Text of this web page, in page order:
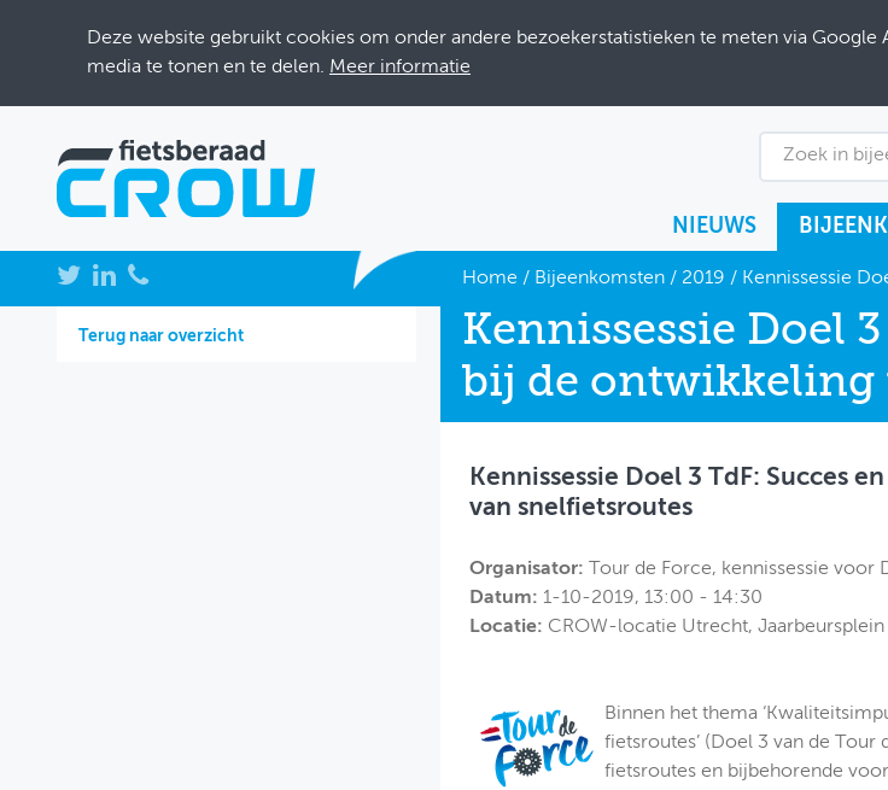
Deze website gebruikt cookies om onder andere bezoekerstatistieken te meten via Google
media te tonen en te delen. Meer informatie
Zoek in
NIEUWS
NIEUWS
BIJEENKOMSTEN
Home / Bijeenkomsten/ 2019 / Kennissessie
Terug naar overzicht
Kennissessie Doel
bij de ontwikkeling
Kennissessie Doel 3 TdF: Succes
van snelfietsroutes
Organisator:
Tour de Force, kennissessie voor
Datum: 1-10-2019, 13:00 - 14:30
Locatie: CROW-locatie Utrecht, Jaarbeursplein
Binnen het thema
fietsroutes’ (Doel 3 van de
fietsroutes en bijbehorende